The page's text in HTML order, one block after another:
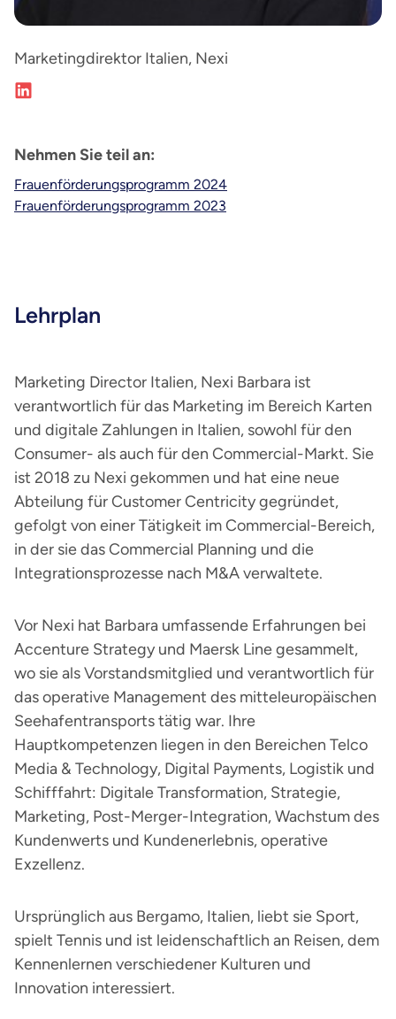
Marketingdirektor Italien, Nexi
Nehmen Sie teil an:
Frauenförderungsprogramm 2024
Frauenförderungsprogramm 2023
Lehrplan
Marketing Director Italien, Nexi Barbara ist
verantwortlich für das Marketing im Bereich Karten
und digitale Zahlungen in Italien, sowohl für den
Consumer- als auch für den Commercial-Markt. Sie
ist 2018 zu Nexi gekommen und hat eine neue
Abteilung für Customer Centricity gegründet,
gefolgt von einer Tätigkeit im Commercial-Bereich,
in der sie das Commercial Planning und die
Integrationsprozesse nach M&A verwaltete.
Vor Nexi hat Barbara umfassende Erfahrungen bei
Accenture Strategy und Maersk Line gesammelt,
wo sie als Vorstandsmitglied und verantwortlich für
das operative Management des mitteleuropäischen
Seehafentransports tätig war. Ihre
Hauptkompetenzen liegen in den Bereichen Telco
Media & Technology, Digital Payments, Logistik und
Schifffahrt: Digitale Transformation, Strategie,
Marketing, Post-Merger-Integration, Wachstum des
Kundenwerts und Kundenerlebnis, operative
Exzellenz.
Ursprünglich aus Bergamo, Italien, liebt sie Sport,
spielt Tennis und ist leidenschaftlich an Reisen, dem
Kennenlernen verschiedener Kulturen und
Innovation interessiert.